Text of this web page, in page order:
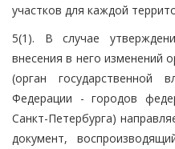
участков для каждой
5(1). В случае
внесения в него изменений
(орган государственной
Федерации - городов
Санкт-Петербурга)
документ,